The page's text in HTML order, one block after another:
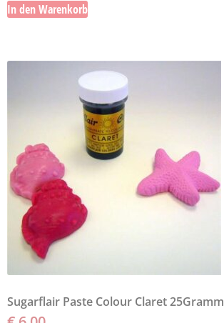
In den Warenkorb
Sugarflair Paste Colour Claret 25Gramm